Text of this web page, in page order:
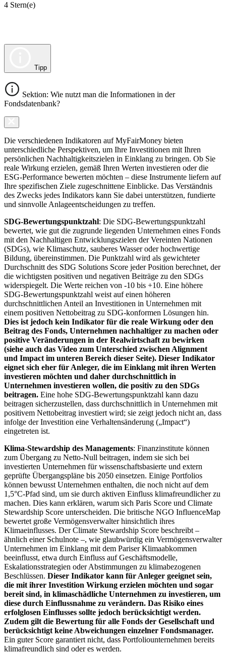
4 Stern(e)
Tipp
Sektion: Wie nutzt man die Informationen in der
Fondsdatenbank?
Die verschiedenen Indikatoren auf MyFairMoney bieten
unterschiedliche Perspektiven, um Ihre Investitionen mit Ihren
persönlichen Nachhaltigkeitszielen in Einklang zu bringen. Ob Sie
reale Wirkung erzielen, gemäß Ihren Werten investieren oder die
ESG-Performance bewerten möchten – diese Instrumente liefern auf
Ihre spezifischen Ziele zugeschnittene Einblicke. Das Verständnis
des Zwecks jedes Indikators kann Sie dabei unterstützen, fundierte
und sinnvolle Anlageentscheidungen zu treffen.
SDG-Bewertungspunktzahl: Die SDG-Bewertungspunktzahl
bewertet, wie gut die zugrunde liegenden Unternehmen eines Fonds
mit den Nachhaltigen Entwicklungszielen der Vereinten Nationen
(SDGs), wie Klimaschutz, sauberes Wasser oder hochwertige
Bildung, übereinstimmen. Die Punktzahl wird als gewichteter
Durchschnitt des SDG Solutions Score jeder Position berechnet, der
die wichtigsten positiven und negativen Beiträge zu den SDGs
widerspiegelt. Die Werte reichen von -10 bis +10. Eine höhere
SDG-Bewertungspunktzahl weist auf einen höheren
durchschnittlichen Anteil an Investitionen in Unternehmen mit
einem positiven Nettobeitrag zu SDG-konformen Lösungen hin.
Dies ist jedoch kein Indikator für die reale Wirkung oder den
Beitrag des Fonds, Unternehmen nachhaltiger zu machen oder
positive Veränderungen in der Realwirtschaft zu bewirken
(siehe auch das Video zum Unterschied zwischen Alignment
und Impact im unteren Bereich dieser Seite). Dieser Indikator
eignet sich eher für Anleger, die im Einklang mit ihren Werten
investieren möchten und daher durchschnittlich in
Unternehmen investieren wollen, die positiv zu den SDGs
beitragen. Eine hohe SDG-Bewertungspunktzahl kann dazu
beitragen sicherzustellen, dass durchschnittlich in Unternehmen mit
positivem Nettobeitrag investiert wird; sie zeigt jedoch nicht an, dass
infolge der Investition eine Verhaltensänderung („Impact“)
eingetreten ist.
Klima-Stewardship des Managements: Finanzinstitute können
zum Übergang zu Netto-Null beitragen, indem sie sich bei
investierten Unternehmen für wissenschaftsbasierte und extern
geprüfte Übergangspläne bis 2050 einsetzen. Einige Portfolios
können bewusst Unternehmen enthalten, die noch nicht auf dem
1,5°C-Pfad sind, um sie durch aktiven Einfluss klimafreundlicher zu
machen. Dies kann erklären, warum sich Paris Score und Climate
Stewardship Score unterscheiden. Die britische NGO InfluenceMap
bewertet große Vermögensverwalter hinsichtlich ihres
Klimaeinflusses. Der Climate Stewardship Score beschreibt –
ähnlich einer Schulnote –, wie glaubwürdig ein Vermögensverwalter
Unternehmen im Einklang mit dem Pariser Klimaabkommen
beeinflusst, etwa durch Einfluss auf Geschäftsmodelle,
Eskalationsstrategien oder Abstimmungen zu klimabezogenen
Beschlüssen. Dieser Indikator kann für Anleger geeignet sein,
die mit ihrer Investition Wirkung erzielen möchten und sogar
bereit sind, in klimaschädliche Unternehmen zu investieren, um
diese durch Einflussnahme zu verändern. Das Risiko eines
erfolglosen Einflusses sollte jedoch berücksichtigt werden.
Zudem gilt die Bewertung für alle Fonds der Gesellschaft und
berücksichtigt keine Abweichungen einzelner Fondsmanager.
Ein guter Score garantiert nicht, dass Portfoliounternehmen bereits
klimafreundlich sind oder es werden.